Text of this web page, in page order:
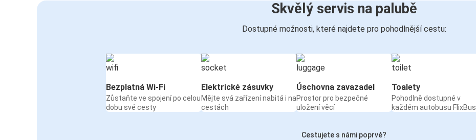
Skvělý servis na palubě
Dostupné možnosti, které najdete pro pohodlnější cestu:
Bezplatná Wi-Fi
Zůstaňte ve spojení po celou
dobu své cesty
Elektrické zásuvky
Mějte svá zařízení nabitá i na
cestách
Úschovna zavazadel
Prostor pro bezpečné
uložení věcí
Toalety
Pohodlně dostupné v
každém autobusu FlixBus
Cestujete s námi poprvé?